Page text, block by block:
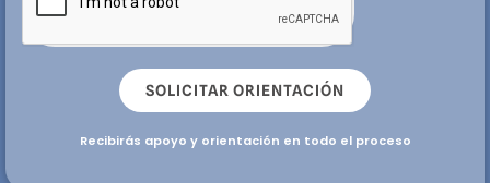
SOLICITAR ORIENTACIÓN
Recibirás apoyo y orientación en todo el proceso